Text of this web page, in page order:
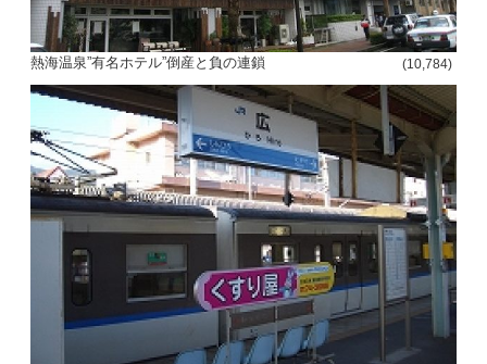
熱海温泉”有名ホテル”倒産と負の連鎖 (10,784)